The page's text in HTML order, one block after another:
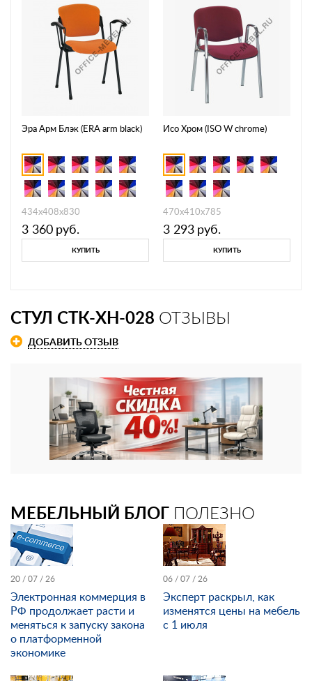
Эра Арм Блэк (ERA arm black)
434x408x830
3 360 руб.
КУПИТЬ
Исо Хром (ISO W chrome)
470х410х785
3 293 руб.
КУПИТЬ
СТУЛ СТК-XH-028 ОТЗЫВЫ
ДОБАВИТЬ ОТЗЫВ
МЕБЕЛЬНЫЙ БЛОГ ПОЛЕЗНО
20 / 07 / 26
Электронная коммерция в
РФ продолжает расти и
меняться к запуску закона
о платформенной
экономике
06 / 07 / 26
Эксперт раскрыл, как
изменятся цены на мебель
с 1 июля